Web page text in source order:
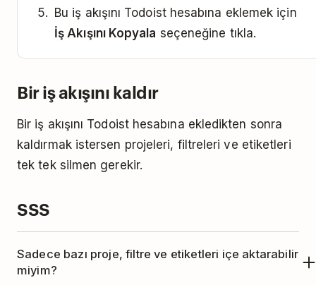
Bu iş akışını Todoist hesabına eklemek için
İş Akışını Kopyala seçeneğine tıkla.
Bir iş akışını kaldır
Bir iş akışını Todoist hesabına ekledikten sonra
kaldırmak istersen projeleri, filtreleri ve etiketleri
tek tek silmen gerekir.
SSS
Sadece bazı proje, filtre ve etiketleri içe aktarabilir
miyim?